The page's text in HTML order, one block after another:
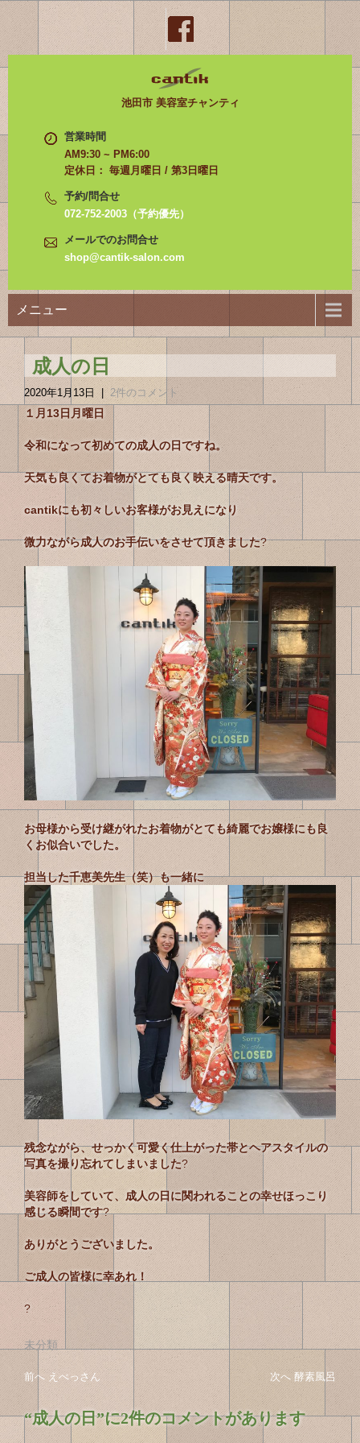
池田市 美容室チャンティ
営業時間
AM9:30 ~ PM6:00
定休日： 毎週月曜日 / 第3日曜日
予約/問合せ
072-752-2003（予約優先）
メールでのお問合せ
shop@cantik-salon.com
メニュー
成人の日
2020年1月13日 | 2件のコメント
１月13日月曜日
令和になって初めての成人の日ですね。
天気も良くてお着物がとても良く映える晴天です。
cantikにも初々しいお客様がお見えになり
微力ながら成人のお手伝いをさせて頂きました?
お母様から受け継がれたお着物がとても綺麗でお嬢様にも良
くお似合いでした。
担当した千恵美先生（笑）も一緒に
残念ながら、せっかく可愛く仕上がった帯とヘアスタイルの
写真を撮り忘れてしまいました?
美容師をしていて、成人の日に関われることの幸せほっこり
感じる瞬間です?
ありがとうございました。
ご成人の皆様に幸あれ！
?
未分類
投
稿
の
投
稿
ナ
ビ
前へ 前
の
投
稿
えべっさん 次へ 次
の
投
稿
酵素風呂
“成人の日”に2件のコメントがあります